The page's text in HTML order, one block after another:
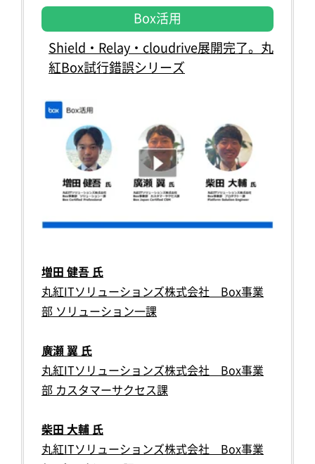
Box活用
Shield・Relay・cloudrive展開完了。丸
紅Box試行錯誤シリーズ
増田 健吾 氏
丸紅ITソリューションズ株式会社 Box事業
部 ソリューション一課
廣瀬 翼 氏
丸紅ITソリューションズ株式会社 Box事業
部 カスタマーサクセス課
柴田 大輔 氏
丸紅ITソリューションズ株式会社 Box事業